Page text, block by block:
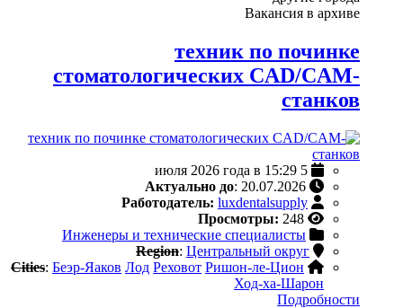
Вакансия в архиве
техник по починке
стоматологических CAD/CAM-
станков
Актуально до: 20.07.2026
Работодатель: luxdentalsupply
Просмотры: 248
Инженеры и технические специалисты
Region: Центральный округ
Cities: Беэр-Яаков Лод Реховот Ришон-ле-Цион
Ход-ха-Шарон
Подробности